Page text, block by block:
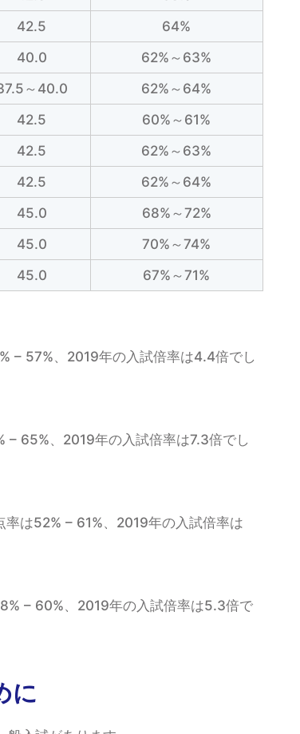
42.5
64%
40.0
62%～63%
～40.0
62%～64%
42.5
60%～61%
42.5
62%～63%
42.5
62%～64%
45.0
68%～72%
45.0
70%～74%
45.0 67%～71%
– 57%、2019年の入試倍率は4.4倍でし
65%、2019年の入試倍率は7.3倍でし
は52% – 61%、2019年の入試倍率は
– 60%、2019年の入試倍率は5.3倍で
に